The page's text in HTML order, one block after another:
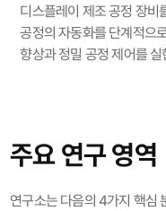
디스플레이 제조 공정 장비
공정의 자동화를 단계적으
향상과 정밀 공정 제어를
주요 연구 영역
연구소는 다음의 4가지 핵심